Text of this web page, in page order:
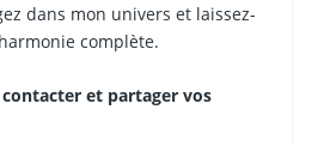
dans mon univers et laissez-
complète.
et partager vos